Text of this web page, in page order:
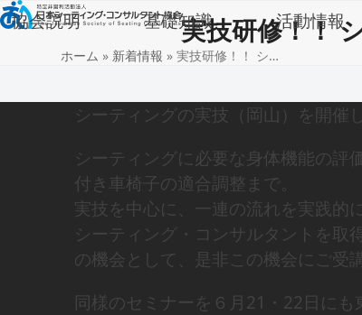
Skip
to
content
協会説明 基礎知識 活動情報
実技研修！！
ホーム » 新着情報 »実技研修！！ シ…
シーティングの実技（岡山）を開催
シーティングに必要な身体機能の評
付き車椅子の適合調整まで。
実技を中心に、一連の流れを実践的
シーティング・コンサルタントを取
の機会として、是非この機会にご受
同様のセミナーを６月21・22日に